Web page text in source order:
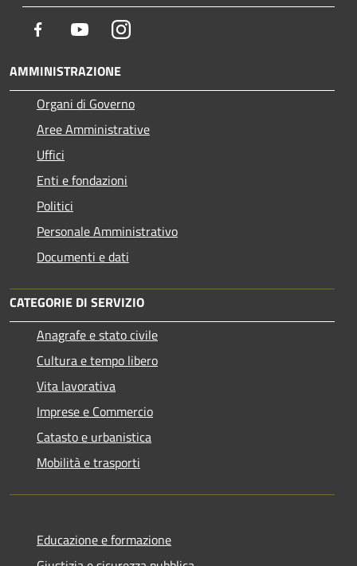
Facebook YoutubeInstagram
AMMINISTRAZIONE
Organi di Governo
Aree Amministrative
Uffici
Enti e fondazioni
Politici
Personale Amministrativo
Documenti e dati
CATEGORIE DI SERVIZIO
Anagrafe e stato civile
Cultura e tempo libero
Vita lavorativa
Imprese e Commercio
Catasto e urbanistica
Mobilità e trasporti
Educazione e formazione